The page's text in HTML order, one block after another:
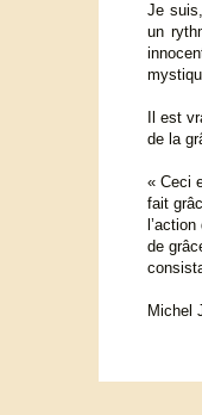
Je
un
Il est
de la
« Ceci
fait
de
Michel